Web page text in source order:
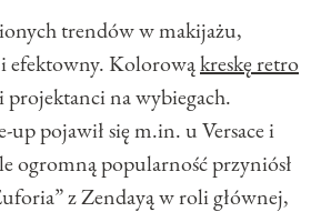
trendów w makijażu,
efektowny. Kolorowąkreskę retro
projektanci na wybiegach.
up pojawił się m.in. u Versace i
ogromną popularność przyniósł
z Zendayą w roli głównej,